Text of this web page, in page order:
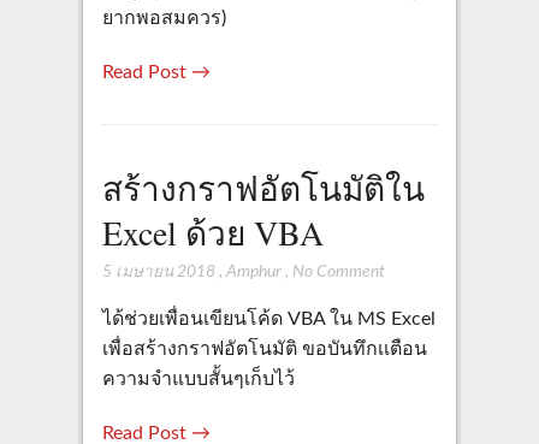
ยากพอสมควร)
Read Post →
สร้างกราฟอัตโนมัติใน
Excel ด้วย VBA
5 เมษายน 2018 , Amphur, No Comment
ได้ช่วยเพื่อนเขียนโค้ด VBA ใน MS Excel
เพื่อสร้างกราฟอัตโนมัติ ขอบันทึกเเตือน
ความจำแบบสั้นๆเก็บไว้
Read Post →